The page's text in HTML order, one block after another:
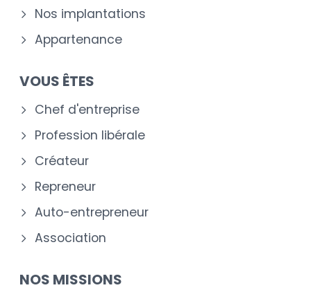
Nos implantations
Appartenance
VOUS ÊTES
Chef d'entreprise
Profession libérale
Créateur
Repreneur
Auto-entrepreneur
Association
NOS MISSIONS